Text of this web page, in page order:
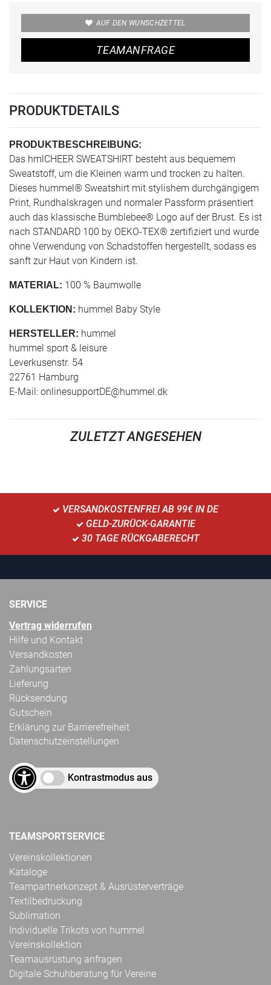
AUF DEN WUNSCHZETTEL
TEAMANFRAGE
PRODUKTDETAILS
PRODUKTBESCHREIBUNG:
Das hmlCHEER SWEATSHIRT besteht aus bequemem
Sweatstoff, um die Kleinen warm und trocken zu halten.
Dieses hummel® Sweatshirt mit stylishem durchgängigem
Print, Rundhalskragen und normaler Passform präsentiert
auch das klassische Bumblebee® Logo auf der Brust. Es ist
nach STANDARD 100 by OEKO-TEX® zertifiziert und wurde
ohne Verwendung von Schadstoffen hergestellt, sodass es
sanft zur Haut von Kindern ist.
MATERIAL: 100 % Baumwolle
KOLLEKTION: hummel Baby Style
HERSTELLER: hummel
hummel sport & leisure
Leverkusenstr. 54
22761 Hamburg
E-Mail: onlinesupportDE@hummel.dk
ZULETZT ANGESEHEN
VERSANDKOSTENFREI AB 99€ IN DE
GELD-ZURÜCK-GARANTIE
30 TAGE RÜCKGABERECHT
SERVICE
Vertrag widerrufen
Hilfe und Kontakt
Versandkosten
Zahlungsarten
Lieferung
Rücksendung
Gutschein
Erklärung zur Barrierefreiheit
Datenschutzeinstellungen
Kontrastmodus aus
TEAMSPORTSERVICE
Vereinskollektionen
Kataloge
Teampartnerkonzept & Ausrüsterverträge
Textilbedruckung
Sublimation
Individuelle Trikots von hummel
Vereinskollektion
Teamausrüstung anfragen
Digitale Schuhberatung für Vereine